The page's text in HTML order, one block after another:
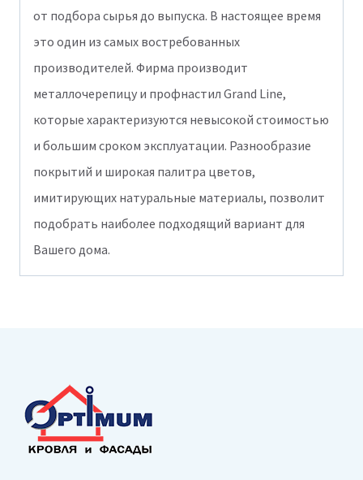
от подбора сырья до выпуска. В настоящее время
это один из самых востребованных
производителей. Фирма производит
металлочерепицу и профнастил Grand Line,
которые характеризуются невысокой стоимостью
и большим сроком эксплуатации. Разнообразие
покрытий и широкая палитра цветов,
имитирующих натуральные материалы, позволит
подобрать наиболее подходящий вариант для
Вашего дома.